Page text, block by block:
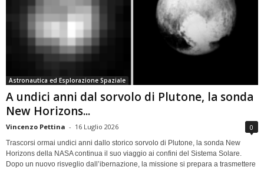
Astronautica ed Esplorazione Spaziale
A undici anni dal sorvolo di Plutone, la sonda
New Horizons...
Vincenzo Pettina - 16 Luglio 2026 0
Trascorsi ormai undici anni dallo storico sorvolo di Plutone, la sonda New
Horizons della NASA continua il suo viaggio ai confini del Sistema Solare.
Dopo un nuovo risveglio dall’ibernazione, la missione si prepara a trasmettere